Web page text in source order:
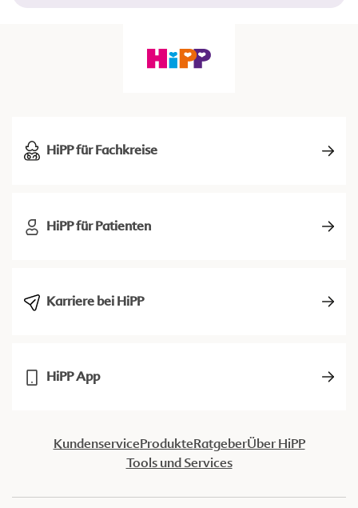
HiPP für Fachkreise
HiPP für Patienten
Karriere bei HiPP
HiPP App
KundenserviceProdukteRatgeberÜber HiPP
Tools und Services